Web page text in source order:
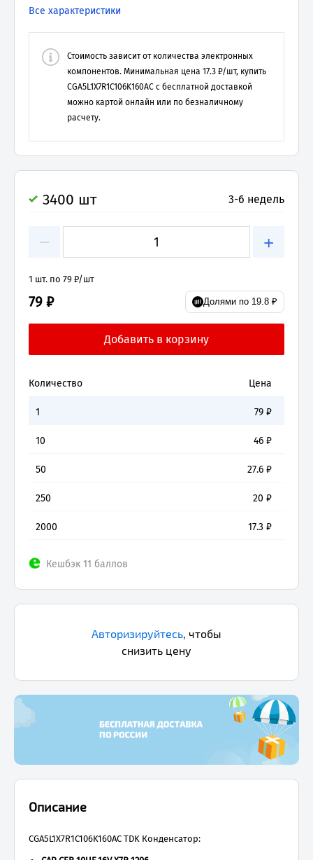
Все характеристики
Стоимость зависит от количества электронных
компонентов. Минимальная цена 17.3 ₽/шт, купить
CGA5L1X7R1C106K160AC с бесплатной доставкой
можно картой онлайн или по безналичному
расчету.
3400 шт 3-6 недель
− +
1 шт. по 79 ₽/шт
79 ₽ Долями по 19.8 ₽
Количество Цена
1 79 ₽
10 46 ₽
50 27.6 ₽
250 20 ₽
2000 17.3 ₽
Кешбэк 11 баллов
Авторизируйтесь, чтобы
снизить цену
Описание
CGA5L1X7R1C106K160AC TDK Конденсатор: